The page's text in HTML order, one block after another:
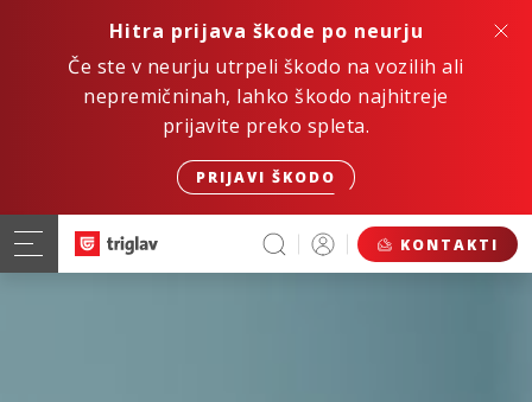
Hitra prijava škode po neurju
Če ste v neurju utrpeli škodo na vozilih ali
nepremičninah, lahko škodo najhitreje
prijavite preko spleta.
PRIJAVI ŠKODO
KONTAKTI